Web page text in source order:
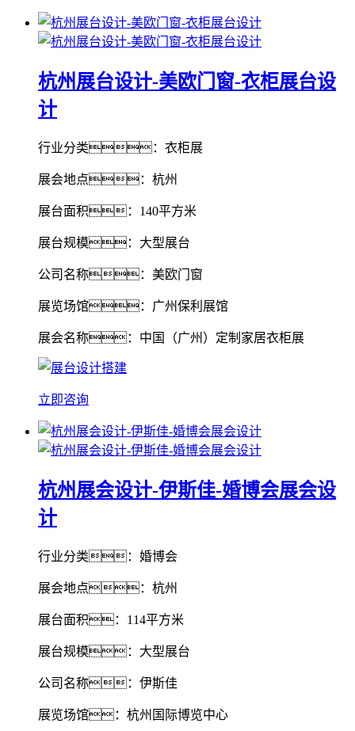
杭州展台设计-美欧门窗-衣柜展台设
计
行业分类：衣柜展
展会地点：杭州
展台面积：140平方米
展台规模：大型展台
公司名称：美欧门窗
展览场馆：广州保利展馆
展会名称：中国（广州）定制家居衣柜展
立即咨询
杭州展会设计-伊斯佳-婚博会展会设
计
行业分类：婚博会
展会地点：杭州
展台面积：114平方米
展台规模：大型展台
公司名称：伊斯佳
展览场馆：杭州国际博览中心